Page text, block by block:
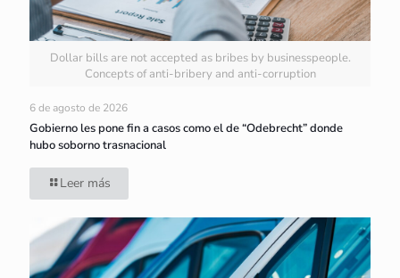
Dollar bills are not accepted as bribes by businesspeople.
Concepts of anti-bribery and anti-corruption
6 de agosto de 2026
Gobierno les pone fin a casos como el de “Odebrecht” donde
hubo soborno trasnacional
Leer más